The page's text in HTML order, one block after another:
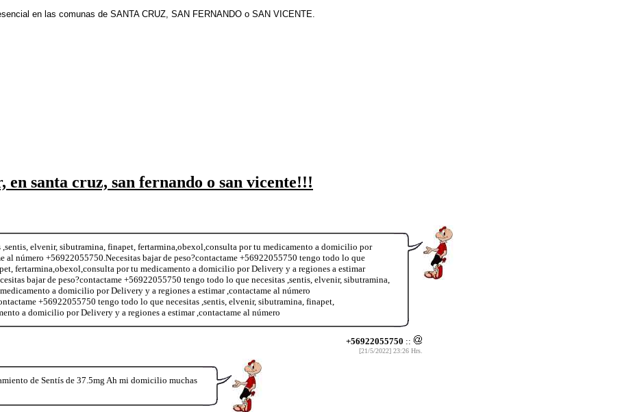
en las comunas de SANTA CRUZ, SAN FERNANDO o SAN VICENTE.
santa cruz, san fernando o san vicente!!!
elvenir, sibutramina, finapet, fertarmina,obexol,consulta por tu medicamento a domicilio por
al número +56922055750.Necesitas bajar de peso?contactame +56922055750 tengo todo lo que
fertarmina,obexol,consulta por tu medicamento a domicilio por Delivery y a regiones a estimar
bajar de peso?contactame +56922055750 tengo todo lo que necesitas ,sentis, elvenir, sibutramina,
a domicilio por Delivery y a regiones a estimar ,contactame al número
+56922055750 tengo todo lo que necesitas ,sentis, elvenir, sibutramina, finapet,
a domicilio por Delivery y a regiones a estimar ,contactame al número
+56922055750 ::
[21/5/2022] 23:26 Hrs.
de Sentís de 37.5mg Ah mi domicilio muchas